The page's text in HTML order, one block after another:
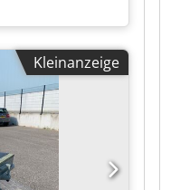
Golfcart 2006 mit
Video kann per
Bestand,
Nuland. Van
einen
Lkw,
unsere
im IST-
unsere
Für eine
Kleinanzeige